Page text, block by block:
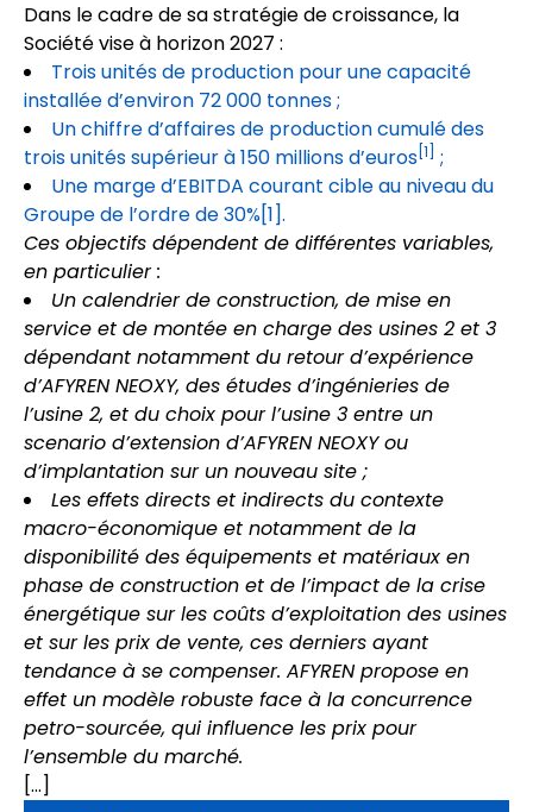
Dans le cadre de sa stratégie de croissance, la
Société vise à horizon 2027 :
Trois unités de production pour une capacité
installée d’environ 72 000 tonnes ;
Un chiffre d’affaires de production cumulé des
trois unités supérieur à 150 millions d’euros [1]
;
Une marge d’EBITDA courant cible au niveau du
Groupe de l’ordre de 30%[1].
Ces objectifs dépendent de différentes variables,
en particulier :
Un calendrier de construction, de mise en
service et de montée en charge des usines 2 et 3
dépendant notamment du retour d’expérience
d’AFYREN NEOXY, des études d’ingénieries de
l’usine 2, et du choix pour l’usine 3 entre un
scenario d’extension d’AFYREN NEOXY ou
d’implantation sur un nouveau site ;
Les effets directs et indirects du contexte
macro-économique et notamment de la
disponibilité des équipements et matériaux en
phase de construction et de l’impact de la crise
énergétique sur les coûts d’exploitation des usines
et sur les prix de vente, ces derniers ayant
tendance à se compenser. AFYREN propose en
effet un modèle robuste face à la concurrence
petro-sourcée, qui influence les prix pour
l’ensemble du marché.
[…]